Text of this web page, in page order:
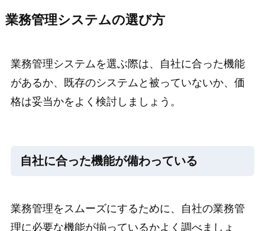
業務管理システムの選び方
業務管理システムを選ぶ際は、自社に合った機能
があるか、既存のシステムと被っていないか、価
格は妥当かをよく検討しましょう。
自社に合った機能が備わっている
業務管理をスムーズにするために、自社の業務管
理に必要な機能が揃っているかよく調べましょ